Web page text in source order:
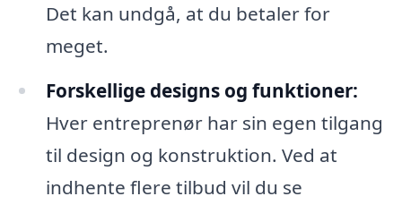
Det kan undgå, at du betaler for
meget.
Forskellige designs og funktioner:
Hver entreprenør har sin egen tilgang
til design og konstruktion. Ved at
indhente flere tilbud vil du se